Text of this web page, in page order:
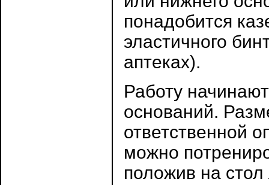
понадобится
эластичного
аптеках).
Работу
оснований.
ответственной
можно
положив на